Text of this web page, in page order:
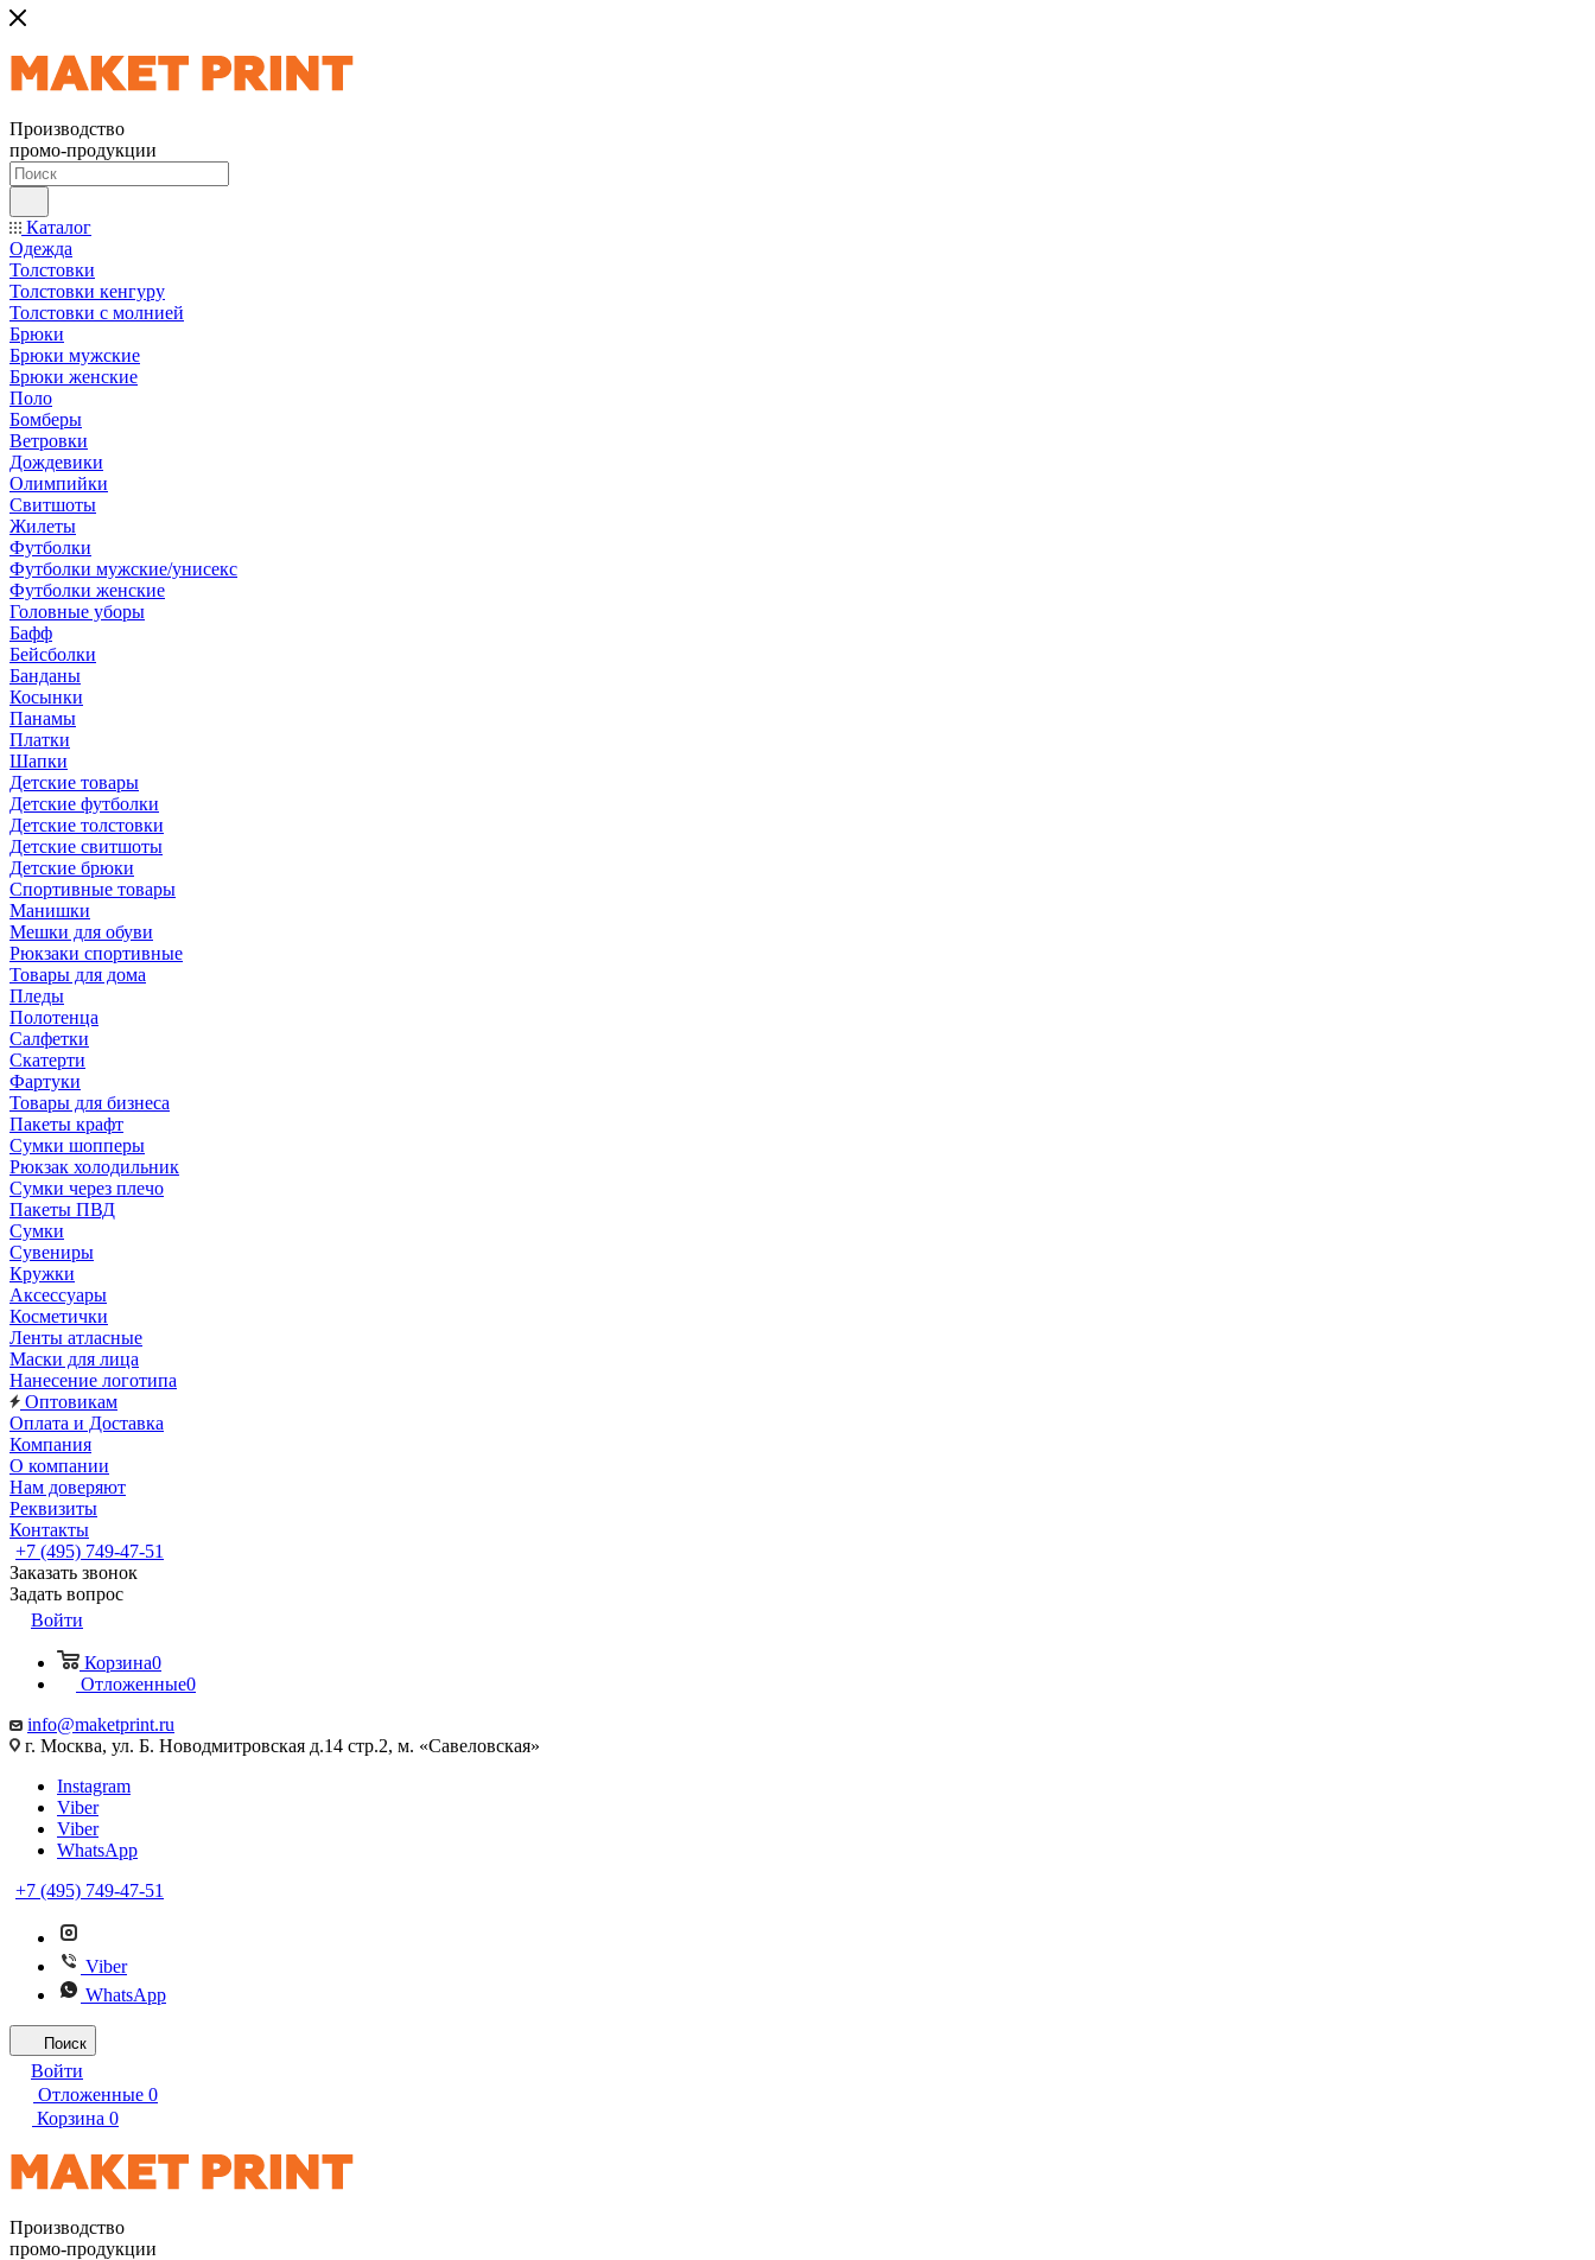
Производство
промо-продукции
Каталог
Одежда
Толстовки
Толстовки кенгуру
Толстовки с молнией
Брюки
Брюки мужские
Брюки женские
Поло
Бомберы
Ветровки
Дождевики
Олимпийки
Свитшоты
Жилеты
Футболки
Футболки мужские/унисекс
Футболки женские
Головные уборы
Бафф
Бейсболки
Банданы
Косынки
Панамы
Платки
Шапки
Детские товары
Детские футболки
Детские толстовки
Детские свитшоты
Детские брюки
Спортивные товары
Манишки
Мешки для обуви
Рюкзаки спортивные
Товары для дома
Пледы
Полотенца
Салфетки
Скатерти
Фартуки
Товары для бизнеса
Пакеты крафт
Сумки шопперы
Рюкзак холодильник
Сумки через плечо
Пакеты ПВД
Сумки
Сувениры
Кружки
Аксессуары
Косметички
Ленты атласные
Маски для лица
Нанесение логотипа
Оптовикам
Оплата и Доставка
Компания
О компании
Нам доверяют
Реквизиты
Контакты
+7 (495) 749-47-51
Заказать звонок
Задать вопрос
Войти
Корзина0
Отложенные0
info@maketprint.ru
г. Москва, ул. Б. Новодмитровская д.14 стр.2, м. «Савеловская»
Instagram
Viber
Viber
WhatsApp
+7 (495) 749-47-51
Viber
WhatsApp
Поиск
Войти
Отложенные 0
Корзина 0
Производство
промо-продукции